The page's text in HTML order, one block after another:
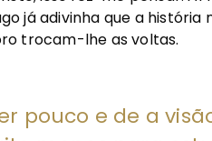
já adivinha que a
trocam-lhe as voltas.
pouco e de a